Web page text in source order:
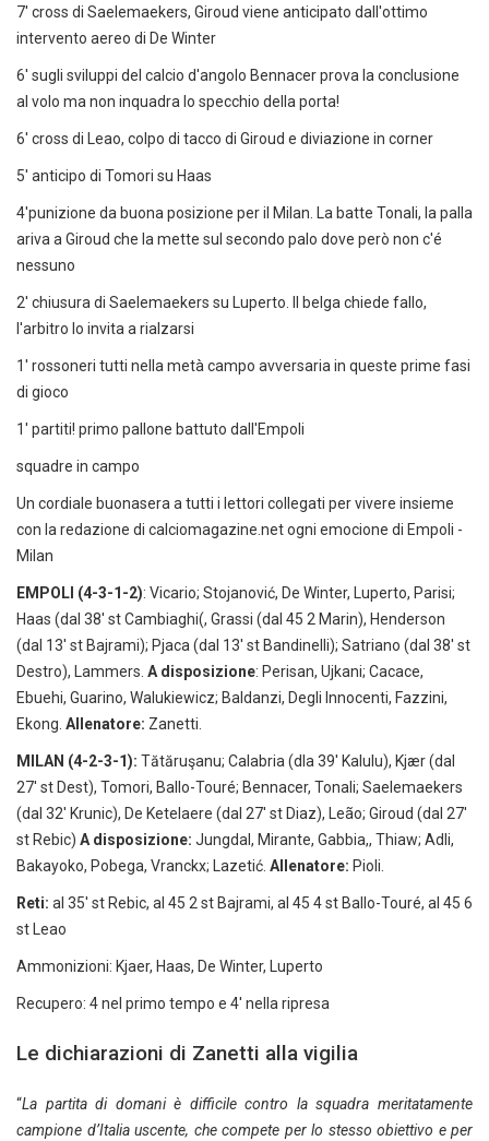
7' cross di Saelemaekers, Giroud viene anticipato dall'ottimo
intervento aereo di De Winter
6' sugli sviluppi del calcio d'angolo Bennacer prova la conclusione
al volo ma non inquadra lo specchio della porta!
6' cross di Leao, colpo di tacco di Giroud e diviazione in corner
5' anticipo di Tomori su Haas
4'punizione da buona posizione per il Milan. La batte Tonali, la palla
ariva a Giroud che la mette sul secondo palo dove però non c'é
nessuno
2' chiusura di Saelemaekers su Luperto. Il belga chiede fallo,
l'arbitro lo invita a rialzarsi
1' rossoneri tutti nella metà campo avversaria in queste prime fasi
di gioco
1' partiti! primo pallone battuto dall'Empoli
squadre in campo
Un cordiale buonasera a tutti i lettori collegati per vivere insieme
con la redazione di calciomagazine.net ogni emocione di Empoli -
Milan
EMPOLI (4-3-1-2): Vicario; Stojanović, De Winter, Luperto, Parisi;
Haas (dal 38' st Cambiaghi(, Grassi (dal 45 2 Marin), Henderson
(dal 13' st Bajrami); Pjaca (dal 13' st Bandinelli); Satriano (dal 38' st
Destro), Lammers. A disposizione: Perisan, Ujkani; Cacace,
Ebuehi, Guarino, Walukiewicz; Baldanzi, Degli Innocenti, Fazzini,
Ekong. Allenatore: Zanetti.
MILAN (4-2-3-1): Tătăruşanu; Calabria (dla 39' Kalulu), Kjær (dal
27' st Dest), Tomori, Ballo-Touré; Bennacer, Tonali; Saelemaekers
(dal 32' Krunic), De Ketelaere (dal 27' st Diaz), Leão; Giroud (dal 27'
st Rebic) A disposizione: Jungdal, Mirante, Gabbia,, Thiaw; Adli,
Bakayoko, Pobega, Vranckx; Lazetić. Allenatore: Pioli.
Reti: al 35' st Rebic, al 45 2 st Bajrami, al 45 4 st Ballo-Touré, al 45 6
st Leao
Ammonizioni: Kjaer, Haas, De Winter, Luperto
Recupero: 4 nel primo tempo e 4' nella ripresa
Le dichiarazioni di Zanetti alla vigilia
“La partita di domani è difficile contro la squadra meritatamente
campione d’Italia uscente, che compete per lo stesso obiettivo e per